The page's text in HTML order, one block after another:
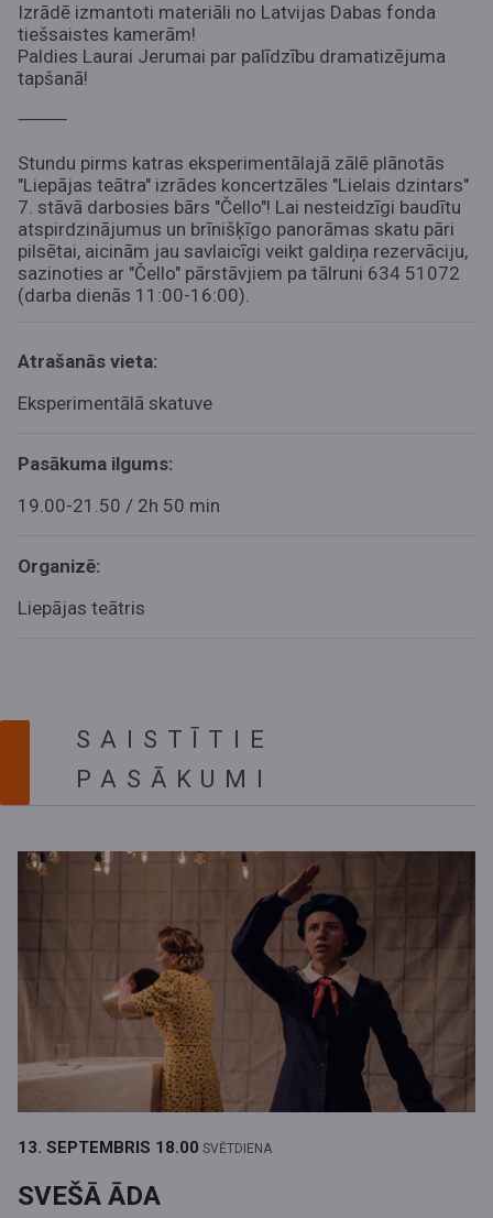
Izrādē izmantoti materiāli no Latvijas Dabas fonda
tiešsaistes kamerām!
Paldies Laurai Jerumai par palīdzību dramatizējuma
tapšanā!
⸻
Stundu pirms katras eksperimentālajā zālē plānotās
"Liepājas teātra" izrādes koncertzāles "Lielais dzintars"
7. stāvā darbosies bārs "Čello"! Lai nesteidzīgi baudītu
atspirdzinājumus un brīnišķīgo panorāmas skatu pāri
pilsētai, aicinām jau savlaicīgi veikt galdiņa rezervāciju,
sazinoties ar "Čello" pārstāvjiem pa tālruni 634 51072
(darba dienās 11:00-16:00).
Atrašanās vieta:
Eksperimentālā skatuve
Pasākuma ilgums:
19.00-21.50 / 2h 50 min
Organizē:
Liepājas teātris
SAISTĪTIE
PASĀKUMI
13. SEPTEMBRIS 18.00 SVĒTDIENA
SVEŠĀ ĀDA